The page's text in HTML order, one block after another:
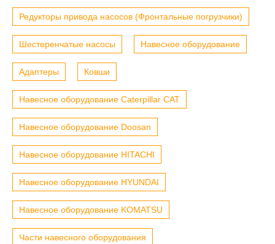
Редукторы привода насосов (Фронтальные погрузчики)
Шестеренчатые насосы Навесное оборудование
Адаптеры Ковши
Навесное оборудование Caterpillar CAT
Навесное оборудование Doosan
Навесное оборудование HITACHI
Навесное оборудование HYUNDAI
Навесное оборудование KOMATSU
Части навесного оборудования